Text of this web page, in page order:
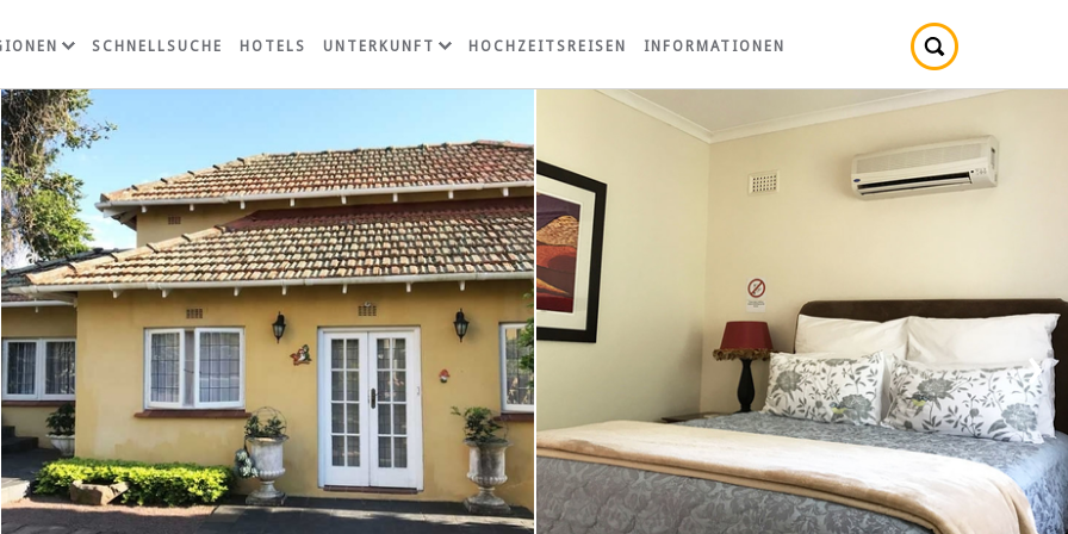
›
SCHNELLSUCHE HOTELS UNTERKUNFT HOCHZEITSREISEN INFORMATIONEN